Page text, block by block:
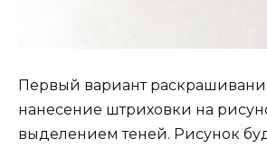
Первый вариант
нанесение штриховки на
выделением теней. Рисунок